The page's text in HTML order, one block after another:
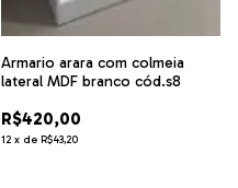
Armario arara com colmeia
lateral MDF branco cód.s8
R$420,00
12 x de R$43,20